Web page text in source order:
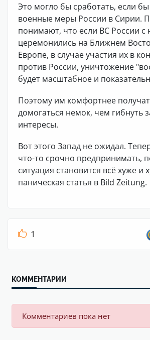
Это могло бы сработать, если
военные меры России в Сирии.
понимают, что если ВС России с
церемонились на Ближнем
Европе, в случае участия их в
против России, уничтожение
будет масштабное и
Поэтому им комфортнее
домогаться немок, чем гибнуть
интересы.
Вот этого Запад не ожидал.
что-то срочно предпринимать,
ситуация становится всё хуже и
паническая статья в Bild Zeitung.
1
КОММЕНТАРИИ
Комментариев пока нет